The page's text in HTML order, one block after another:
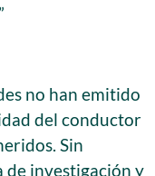
no han emitido
del conductor
Sin
de investigación y